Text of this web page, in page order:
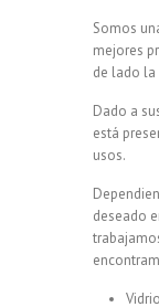
Somos
mejores
de lado
Dado a
está
usos.
deseado